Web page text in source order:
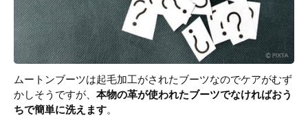
ムートンブーツは起毛加工がされたブーツなのでケアがむず
かしそうですが、 本物の革が使われたブーツでなければおう
ちで簡単に洗えます。